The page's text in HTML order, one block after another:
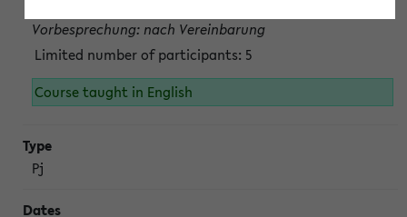
Vorbesprechung: nach Vereinbarung
Limited number of participants: 5
Course taught in English
Pj